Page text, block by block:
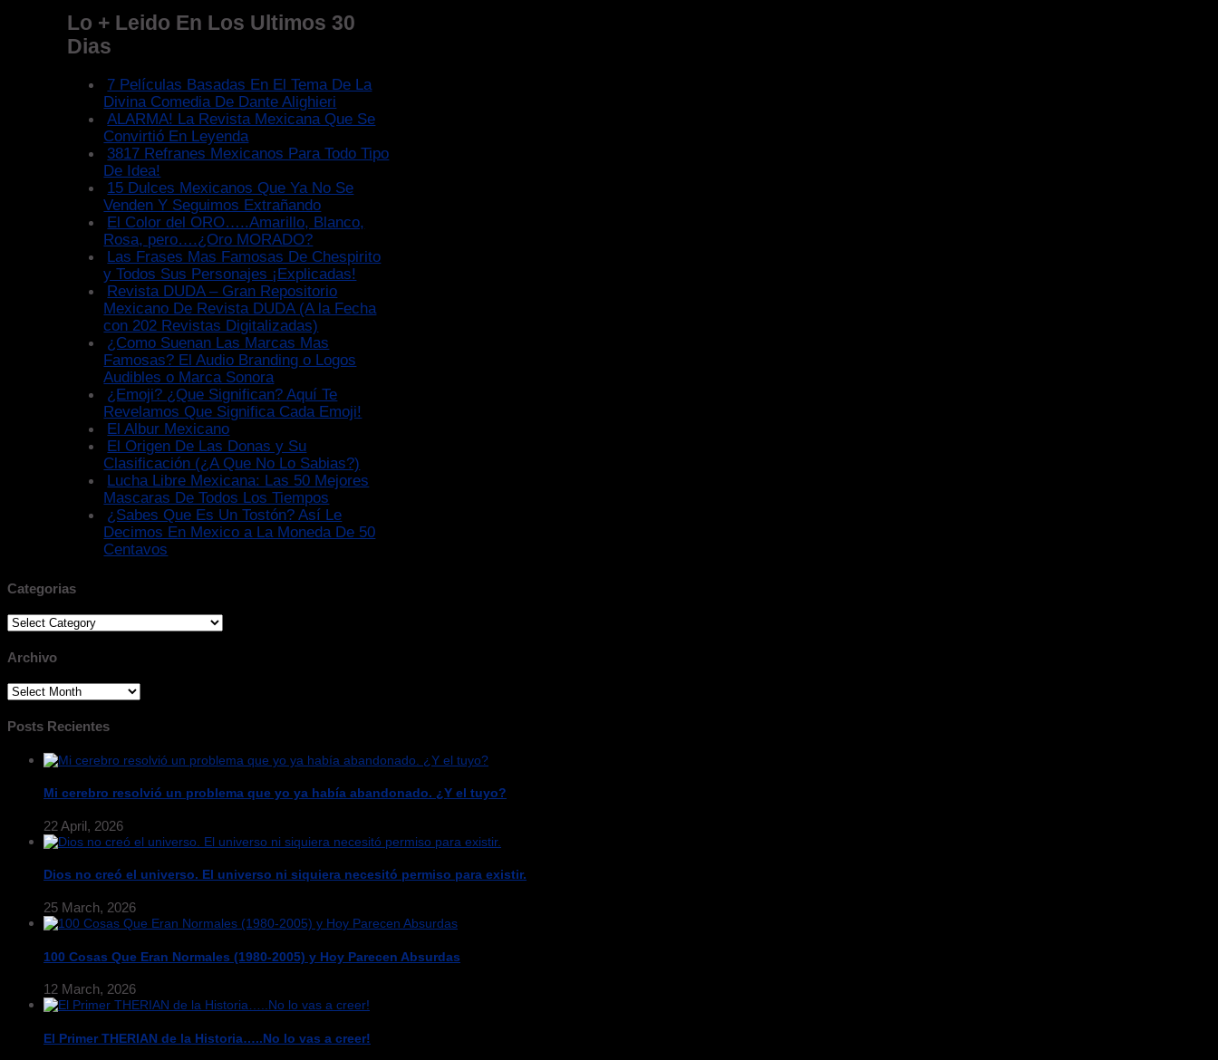
Lo + Leido En Los Ultimos 30
Dias
7 Películas Basadas En El Tema De La
Divina Comedia De Dante Alighieri
ALARMA! La Revista Mexicana Que Se
Convirtió En Leyenda
3817 Refranes Mexicanos Para Todo Tipo
De Idea!
15 Dulces Mexicanos Que Ya No Se
Venden Y Seguimos Extrañando
El Color del ORO…..Amarillo, Blanco,
Rosa, pero….¿Oro MORADO?
Las Frases Mas Famosas De Chespirito
y Todos Sus Personajes ¡Explicadas!
Revista DUDA – Gran Repositorio
Mexicano De Revista DUDA (A la Fecha
con 202 Revistas Digitalizadas)
¿Como Suenan Las Marcas Mas
Famosas? El Audio Branding o Logos
Audibles o Marca Sonora
¿Emoji? ¿Que Significan? Aquí Te
Revelamos Que Significa Cada Emoji!
El Albur Mexicano
El Origen De Las Donas y Su
Clasificación (¿A Que No Lo Sabias?)
Lucha Libre Mexicana: Las 50 Mejores
Mascaras De Todos Los Tiempos
¿Sabes Que Es Un Tostón? Así Le
Decimos En Mexico a La Moneda De 50
Centavos
Categorias
Categorias
Archivo
Archivo
Posts Recientes
Mi cerebro resolvió un problema que yo ya había abandonado. ¿Y el tuyo?
22 April, 2026
Dios no creó el universo. El universo ni siquiera necesitó permiso para existir.
25 March, 2026
100 Cosas Que Eran Normales (1980-2005) y Hoy Parecen Absurdas
12 March, 2026
El Primer THERIAN de la Historia…..No lo vas a creer!